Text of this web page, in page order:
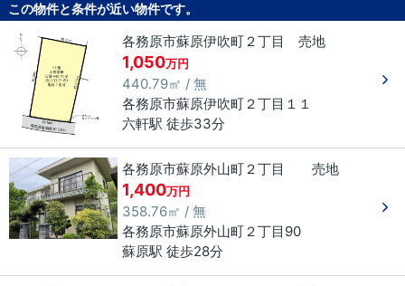
この物件と条件が近い物件です。
各務原市蘇原伊吹町２丁目 売地
1,050万円
440.79㎡ / 無
各務原市蘇原伊吹町２丁目 １１
六軒駅 徒歩33分
各務原市蘇原外山町２丁目 売地
1,400万円
358.76㎡ / 無
各務原市蘇原外山町２丁目 90
蘇原駅 徒歩28分